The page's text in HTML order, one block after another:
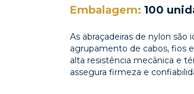
Embalagem: 100
As abraçadeiras de nylon são
agrupamento de cabos, fios
alta resistência mecânica e
assegura firmeza e